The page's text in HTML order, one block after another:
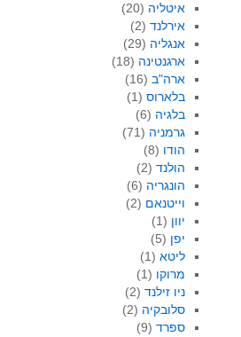
איטליה (20)
אירלנד (2)
אנגליה (29)
ארגנטינה (18)
ארה"ב (16)
בלארוס (1)
בלגיה (6)
גרמניה (71)
הודו (8)
הולנד (2)
הונגריה (6)
וייטנאם (2)
יוון (1)
יפן (5)
ליטא (1)
מרוקו (1)
ניו זילנד (2)
סלובקיה (2)
ספרד (9)